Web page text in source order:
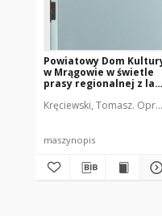
Powiatowy Dom
w Mrągowie w świetle
prasy regionalnej z lat
Archiwum Zakładowego
Kręciewski, Tomasz. Oprac.
maszynopis